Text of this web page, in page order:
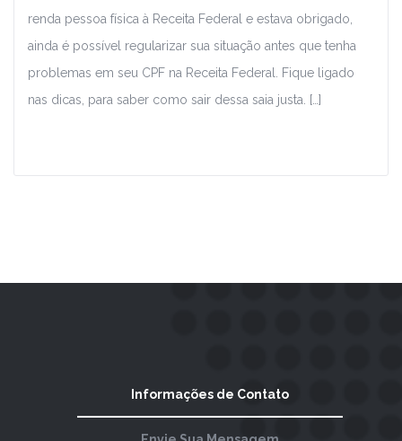
renda pessoa física à Receita Federal e estava obrigado,
ainda é possível regularizar sua situação antes que tenha
problemas em seu CPF na Receita Federal. Fique ligado
nas dicas, para saber como sair dessa saia justa. […]
Informações de Contato